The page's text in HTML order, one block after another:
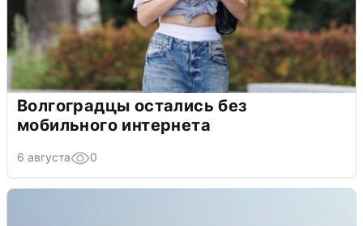
Волгоградцы остались без
мобильного интернета
6 августа 0